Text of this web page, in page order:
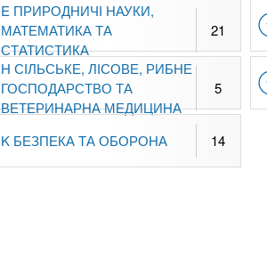
E ПРИРОДНИЧІ НАУКИ,
МАТЕМАТИКА ТА
СТАТИСТИКА
21
H СІЛЬСЬКЕ, ЛІСОВЕ, РИБНЕ
ГОСПОДАРСТВО ТА
ВЕТЕРИНАРНА МЕДИЦИНА
5
K БЕЗПЕКА ТА ОБОРОНА 14